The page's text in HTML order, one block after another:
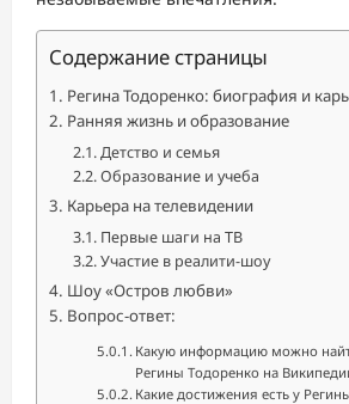
Содержание страницы
Регина Тодоренко: биография и
Ранняя жизнь и образование
Детство и семья
Образование и учеба
Карьера на телевидении
Первые шаги на ТВ
Участие в реалити-шоу
Шоу «Остров любви»
Вопрос-ответ:
Какую информацию можно
Регины Тодоренко на
Какие достижения есть у